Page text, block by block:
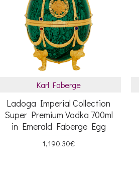
Karl Faberge
Ladoga Imperial Collection
Super Premium Vodka 700ml
in Emerald Faberge Egg
1,190.30€